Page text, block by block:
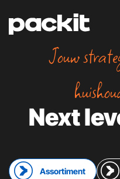
Jouw
Next
Assortiment